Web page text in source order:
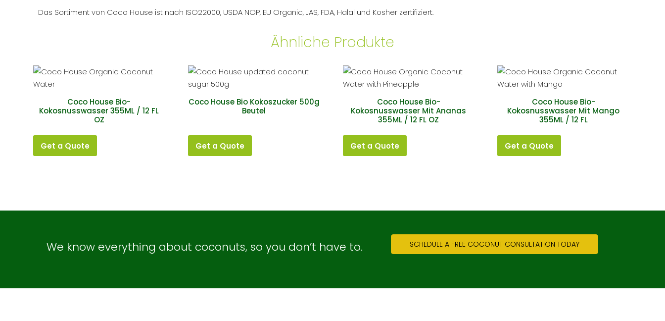
Das Sortiment von Coco House ist nach ISO22000, USDA NOP, EU Organic, JAS, FDA, Halal und Kosher zertifiziert.
Ähnliche Produkte
Coco House Bio-
Kokosnusswasser 355ML / 12 FL
OZ
Get a Quote
Coco House Bio Kokoszucker 500g
Beutel
Get a Quote
Coco House Bio-
Kokosnusswasser Mit Ananas
355ML / 12 FL OZ
Get a Quote
Coco House Bio-
Kokosnusswasser Mit Mango
355ML / 12 FL
Get a Quote
We know everything about coconuts, so you don’t have to. SCHEDULE A FREE COCONUT CONSULTATION TODAY